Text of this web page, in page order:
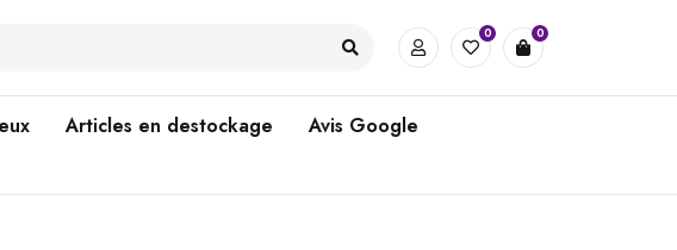
0 0
Articles en destockage
Avis Google